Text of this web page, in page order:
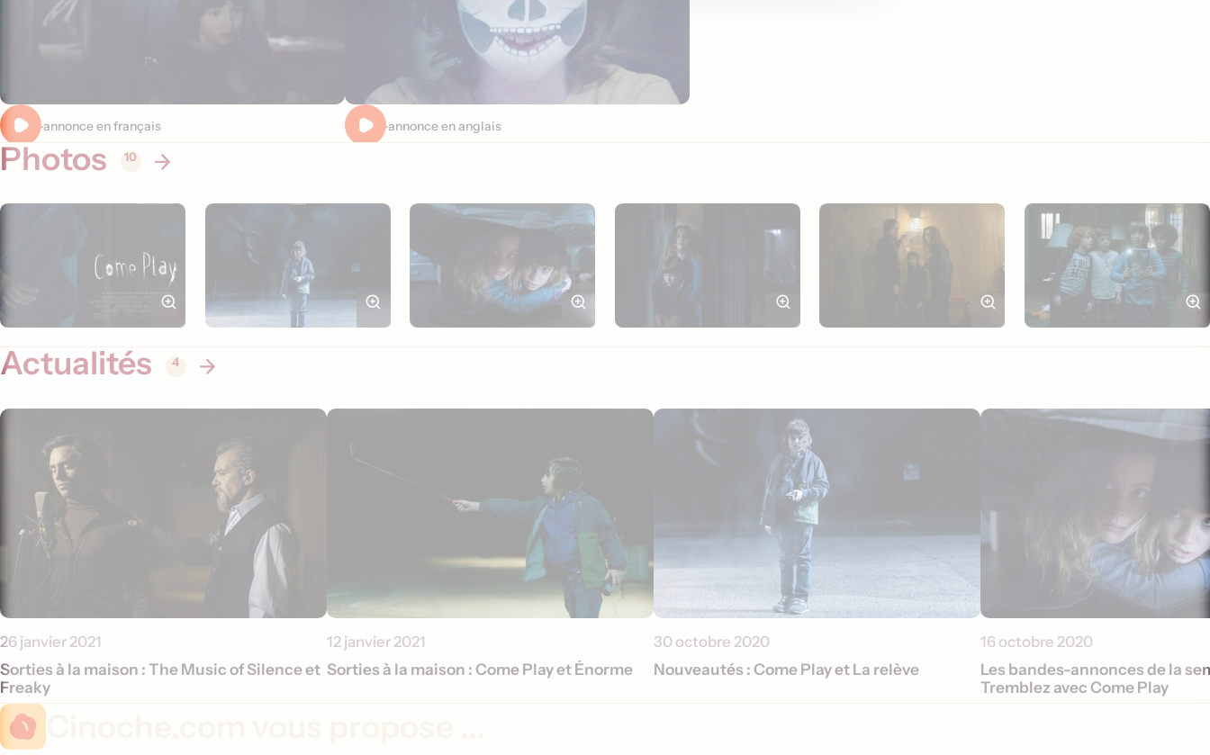
Bande-annonce en français Bande-annonce en anglais
Photos 10
Actualités 4
26 janvier 2021
Sorties à la maison : The Music of Silence et
Freaky
12 janvier 2021
Sorties à la maison : Come Play et Énorme
30 octobre 2020
Nouveautés : Come Play et La relève
16 octobre 2020
Les bandes-annonces de la
Tremblez avec Come Play